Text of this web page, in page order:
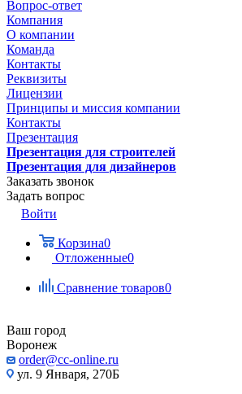
Вопрос-ответ
Компания
О компании
Команда
Контакты
Реквизиты
Лицензии
Принципы и миссия компании
Контакты
Презентация
Презентация для строителей
Презентация для дизайнеров
Заказать звонок
Задать вопрос
Войти
Корзина0
Отложенные0
Сравнение товаров0
Ваш город
Воронеж
order@cc-online.ru
ул. 9 Января, 270Б